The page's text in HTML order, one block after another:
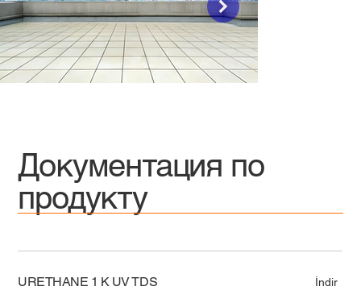
URETHANE 1 K UV TDS İndir
Документация по
продукту